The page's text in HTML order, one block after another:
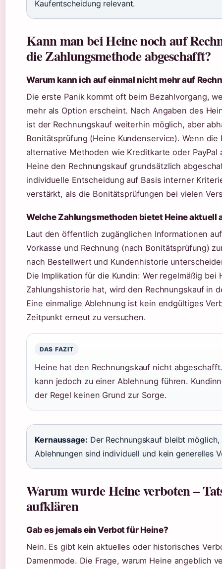
Kaufentscheidung relevant.
Kann man bei Heine noch auf
die Zahlungsmethode abgeschafft?
Warum kann ich auf einmal nicht mehr auf
Die erste Panik kommt oft beim Bezahlvorgang,
mehr als Option erscheint. Nach Angaben des
ist der Rechnungskauf weiterhin möglich, aber
Bonitätsprüfung (Heine Kundenservice). Wenn
alternative Methoden wie Kreditkarte oder
Heine den Rechnungskauf grundsätzlich
individuelle Entscheidung auf Basis interner
verstärkt, als die Bonitätsprüfungen bei vielen
Welche Zahlungsmethoden bietet Heine aktuell
Laut den öffentlich zugänglichen Informationen
Vorkasse und Rechnung (nach Bonitätsprüfung)
nach Bestellwert und Kundenhistorie
Die Implikation für die Kundin: Wer regelmäßig
Zahlungshistorie hat, wird den Rechnungskauf in
Eine einmalige Ablehnung ist kein endgültiges
Zeitpunkt erneut zu versuchen.
DAS FAZIT
Heine hat den Rechnungskauf nicht
kann jedoch zu einer Ablehnung führen.
der Regel keinen Grund zur Sorge.
Kernaussage: Der Rechnungskauf bleibt
Ablehnungen sind individuell und kein generelles
Warum wurde Heine verboten –
aufklären
Gab es jemals ein Verbot für Heine?
Nein. Es gibt kein aktuelles oder historisches
Damenmode. Die Frage, warum Heine angeblich